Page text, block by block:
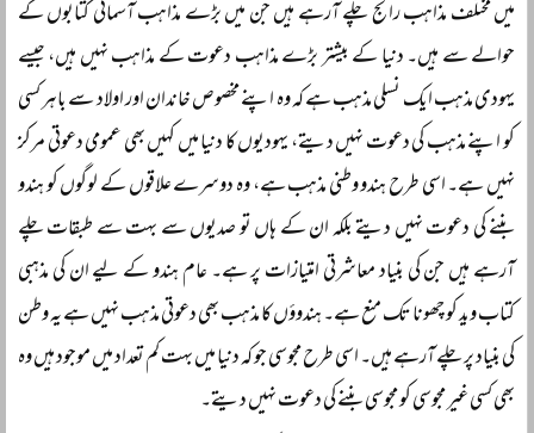
میں مختلف مذاہب رائج چلے آرہے ہیں جن میں بڑے مذاہب آسمانی کتابوں کے
حوالے سے ہیں۔ دنیا کے بیشتر بڑے مذاہب دعوت کے مذاہب نہیں ہیں، جیسے
یہودی مذہب ایک نسلی مذہب ہے کہ وہ اپنے مخصوص خاندان اور اولاد سے باہر کسی
کو اپنے مذہب کی دعوت نہیں دیتے، یہودیوں کا دنیا میں کہیں بھی عمومی دعوتی مرکز
نہیں ہے۔ اسی طرح ہندو وطنی مذہب ہے، وہ دوسرے علاقوں کے لوگوں کو ہندو
بننے کی دعوت نہیں دیتے بلکہ ان کے ہاں تو صدیوں سے بہت سے طبقات چلے
آرہے ہیں جن کی بنیاد معاشرتی امتیازات پر ہے۔ عام ہندو کے لیے ان کی مذہبی
کتاب وید کو چھونا تک منع ہے۔ ہندوؤں کا مذہب بھی دعوتی مذہب نہیں ہے یہ وطن
کی بنیاد پر چلے آرہے ہیں۔ اسی طرح مجوسی جو کہ دنیا میں بہت کم تعداد میں موجود ہیں وہ
بھی کسی غیر مجوسی کو مجوسی بننے کی دعوت نہیں دیتے۔